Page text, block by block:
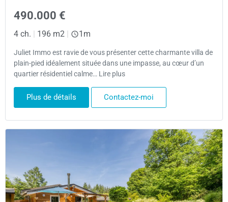
490.000 €
4 ch. | 196 m2 | 1m
Juliet Immo est ravie de vous présenter cette charmante villa de
plain-pied idéalement située dans une impasse, au cœur d’un
quartier résidentiel calme… Lire plus
Plus de détails Contactez-moi